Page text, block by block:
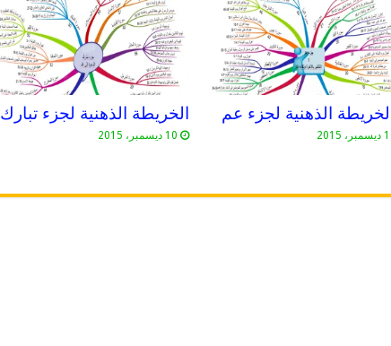
2015
الخريطة الذهنية لجزء تبارك
10 ديسمبر، 2015